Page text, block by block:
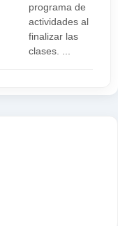
programa de
actividades al
finalizar las
clases. ...